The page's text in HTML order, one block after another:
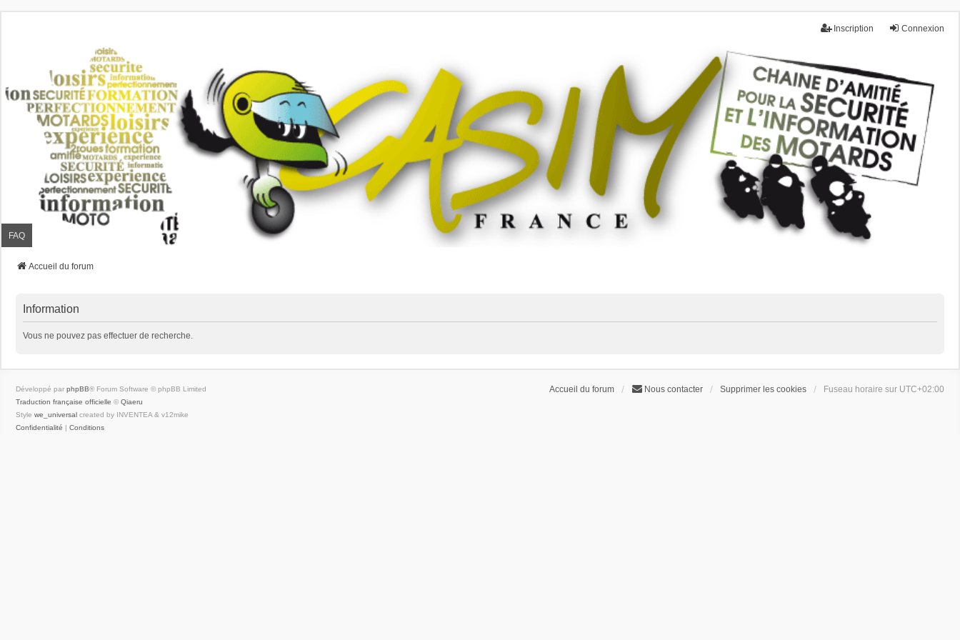
Connexion
Inscription
FAQ
Accueil du forum
Information
Vous ne pouvez pas effectuer de recherche.
Accueil du forum Nous contacter Supprimer les cookies Fuseau horaire sur UTC+02:00
Développé par phpBB® Forum Software © phpBB Limited
Traduction française officielle © Qiaeru
Style we_universal created by INVENTEA & v12mike
Confidentialité | Conditions